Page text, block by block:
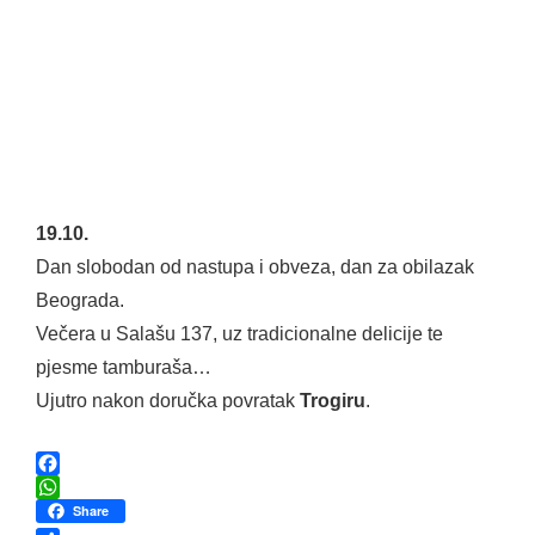
19.10.
Dan slobodan od nastupa i obveza, dan za obilazak
Beograda.
Večera u Salašu 137, uz tradicionalne delicije te
pjesme tamburaša…
Ujutro nakon doručka povratak Trogiru.
F
W
Share